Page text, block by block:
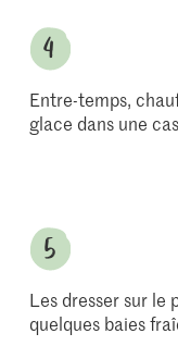
Entre-temps,
glace dans une
Les dresser sur le
quelques baies